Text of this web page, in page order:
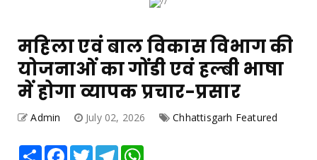
महिला एवं बाल विकास विभाग की
योजनाओं का गोंडी एवं हल्बी भाषा
में होगा व्यापक प्रचार-प्रसार
Admin July 02, 2026 Chhattisgarh Featured
Share Facebook
TwitterTelegram